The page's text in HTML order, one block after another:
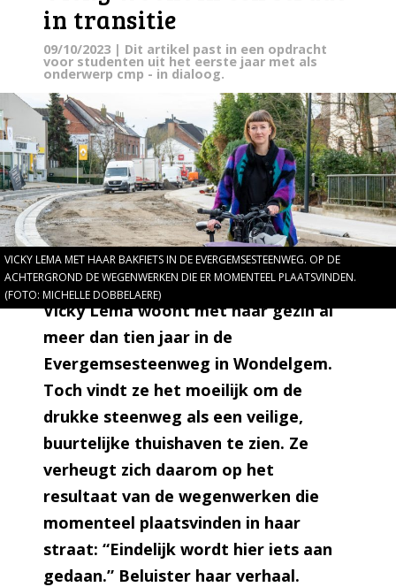
in transitie
09/10/2023 | Dit artikel past in een opdracht
voor studenten uit het eerste jaar met als
onderwerp cmp - in dialoog.
VICKY LEMA MET HAAR BAKFIETS IN DE EVERGEMSESTEENWEG. OP DE
ACHTERGROND DE WEGENWERKEN DIE ER MOMENTEEL PLAATSVINDEN.
(FOTO: MICHELLE DOBBELAERE)
Vicky Lema woont met haar gezin al
meer dan tien jaar in de
Evergemsesteenweg in Wondelgem.
Toch vindt ze het moeilijk om de
drukke steenweg als een veilige,
buurtelijke thuishaven te zien. Ze
verheugt zich daarom op het
resultaat van de wegenwerken die
momenteel plaatsvinden in haar
straat: “Eindelijk wordt hier iets aan
gedaan.” Beluister haar verhaal.